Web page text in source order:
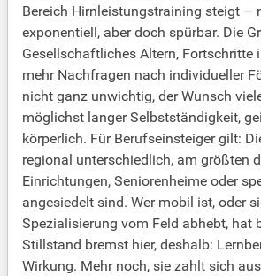
Bereich Hirnleistungstraining steigt –
exponentiell, aber doch spürbar. Die
Gesellschaftliches Altern, Fortschritte
mehr Nachfragen nach individueller
nicht ganz unwichtig, der Wunsch
möglichst langer Selbstständigkeit,
körperlich. Für Berufseinsteiger gilt:
regional unterschiedlich, am größten
Einrichtungen, Seniorenheime oder
angesiedelt sind. Wer mobil ist, oder
Spezialisierung vom Feld abhebt, hat
Stillstand bremst hier, deshalb:
Wirkung. Mehr noch, sie zahlt sich